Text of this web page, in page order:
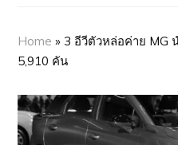
Home » 3 อีวีตัวหล่อค่าย MG
5,910 คัน